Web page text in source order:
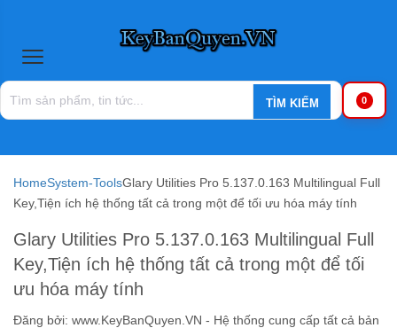
0
HomeSystem-ToolsGlary Utilities Pro 5.137.0.163 Multilingual Full
Key,Tiện ích hệ thống tất cả trong một để tối ưu hóa máy tính
Glary Utilities Pro 5.137.0.163 Multilingual Full
Key,Tiện ích hệ thống tất cả trong một để tối
ưu hóa máy tính
Đăng bởi: www.KeyBanQuyen.VN - Hệ thống cung cấp tất cả bản